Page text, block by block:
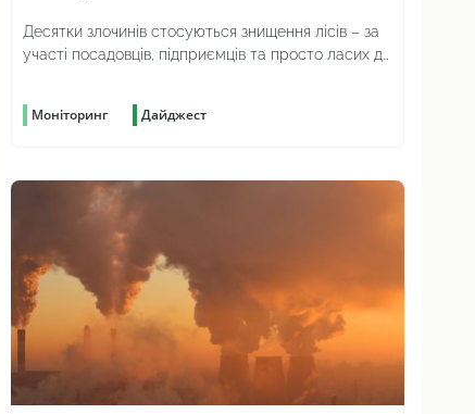
Десятки злочинів стосуються знищення лісів – за
участі посадовців, підприємців та просто ласих до
Моніторинг Дайджест